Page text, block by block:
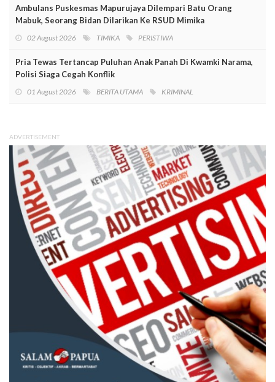
Ambulans Puskesmas Mapurujaya Dilempari Batu Orang
Mabuk, Seorang Bidan Dilarikan Ke RSUD Mimika
02 August 2026 TIMIKA PERISTIWA
Pria Tewas Tertancap Puluhan Anak Panah Di Kwamki Narama,
Polisi Siaga Cegah Konflik
01 August 2026 BERITA UTAMA KRIMINAL
ADVERTISEMENT